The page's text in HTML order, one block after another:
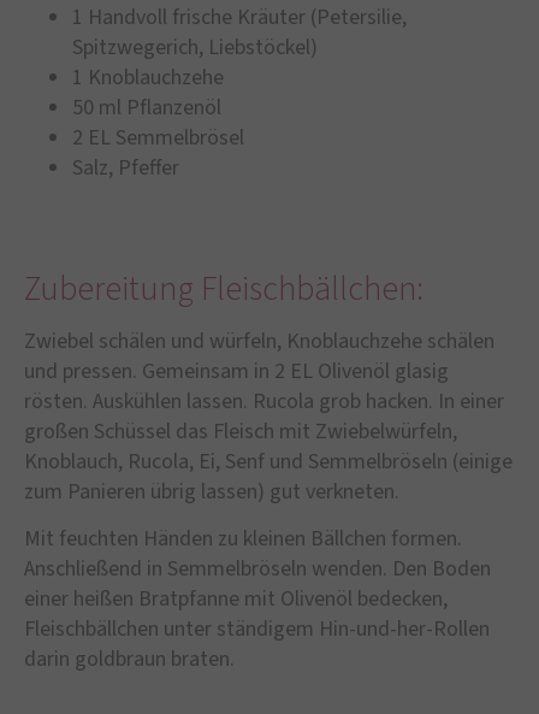
1 Handvoll frische Kräuter (Petersilie,
Spitzwegerich, Liebstöckel)
1 Knoblauchzehe
50 ml Pflanzenöl
2 EL Semmelbrösel
Salz, Pfeffer
Zubereitung Fleischbällchen:
Zwiebel schälen und würfeln, Knoblauchzehe schälen
und pressen. Gemeinsam in 2 EL Olivenöl glasig
rösten. Auskühlen lassen. Rucola grob hacken. In einer
großen Schüssel das Fleisch mit Zwiebelwürfeln,
Knoblauch, Rucola, Ei, Senf und Semmelbröseln (einige
zum Panieren übrig lassen) gut verkneten.
Mit feuchten Händen zu kleinen Bällchen formen.
Anschließend in Semmelbröseln wenden. Den Boden
einer heißen Bratpfanne mit Olivenöl bedecken,
Fleischbällchen unter ständigem Hin-und-her-Rollen
darin goldbraun braten.